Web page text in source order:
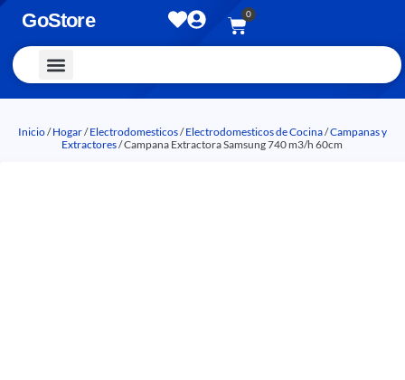
GoStore 0
Inicio/Hogar/Electrodomesticos/Electrodomesticos de Cocina/Campanas y
Extractores/ Campana Extractora Samsung 740 m3/h 60cm